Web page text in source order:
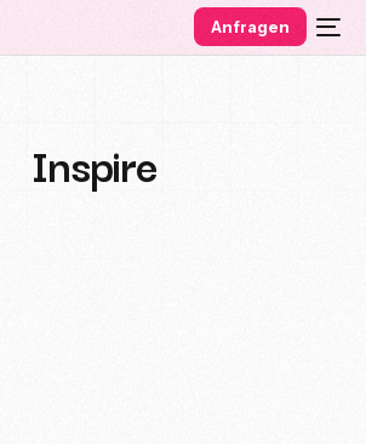
Anfragen
Inspire